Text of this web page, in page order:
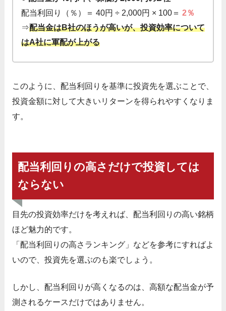
配当利回り（％）＝ 40円 ÷ 2,000円 × 100＝ 2％
⇒配当金はB社のほうが高いが、投資効率について
はA社に軍配が上がる
このように、配当利回りを基準に投資先を選ぶことで、
投資金額に対して大きいリターンを得られやすくなりま
す。
配当利回りの高さだけで投資しては
ならない
目先の投資効率だけを考えれば、配当利回りの高い銘柄
ほど魅力的です。
「配当利回りの高さランキング」などを参考にすればよ
いので、投資先を選ぶのも楽でしょう。
しかし、配当利回りが高くなるのは、高額な配当金が予
測されるケースだけではありません。